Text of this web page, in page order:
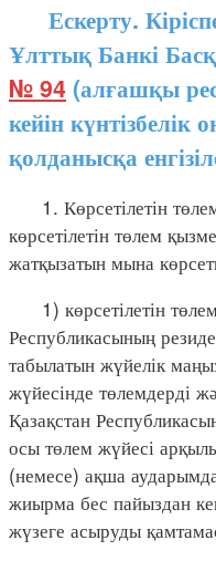
Ескерту.
Ұлттық Банкі
№ 94 (алғашқы
кейін күнтізбелік
қолданысқа
1. Көрсетілетін
көрсетілетін төлем
жатқызатын мына
1) көрсетілетін
Республикасының
табылатын жүйелік
жүйесінде төлемдерді
Қазақстан
осы төлем жүйесі
(немесе) ақша
жиырма бес пайыздан
жүзеге асыруды